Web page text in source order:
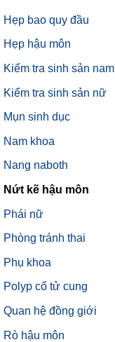
Hẹp bao quy đầu
Hẹp hậu môn
Kiểm tra sinh sản nam
Kiểm tra sinh sản nữ
Mụn sinh dục
Nam khoa
Nang naboth
Nứt kẽ hậu môn
Phái nữ
Phòng tránh thai
Phụ khoa
Polyp cổ tử cung
Quan hệ đồng giới
Rò hậu môn